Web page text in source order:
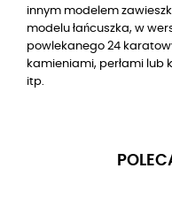
innym modelem
modelu łańcuszka, w
powlekanego 24
kamieniami, perłami lub
itp.